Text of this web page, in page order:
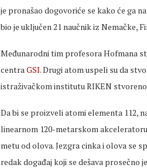
je pronašao dogovoriće se kako će ga
bio je uključen 21 naučnik iz Nemačke,
Međunarodni tim profesora Hofmana
centraGSI. Drugi atom uspeli su da
istraživačkom institutu RIKEN
Da bi se proizveli atomi elementa 112,
linearnom 120-metarskom akceleratoru
metu od olova. Jezgra cinka i olova se
redak događaj koji se dešava prosečno